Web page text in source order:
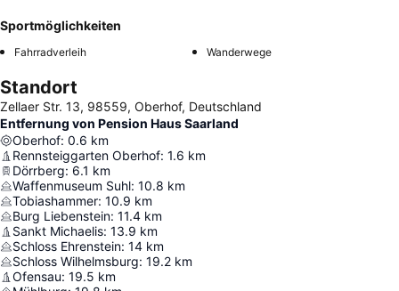
Sportmöglichkeiten
Fahrradverleih Wanderwege
Standort
Zellaer Str. 13, 98559, Oberhof, Deutschland
Entfernung von Pension Haus Saarland
Oberhof: 0.6 km
Rennsteiggarten Oberhof: 1.6 km
Dörrberg: 6.1 km
Waffenmuseum Suhl: 10.8 km
Tobiashammer: 10.9 km
Burg Liebenstein: 11.4 km
Sankt Michaelis: 13.9 km
Schloss Ehrenstein: 14 km
Schloss Wilhelmsburg: 19.2 km
Ofensau: 19.5 km